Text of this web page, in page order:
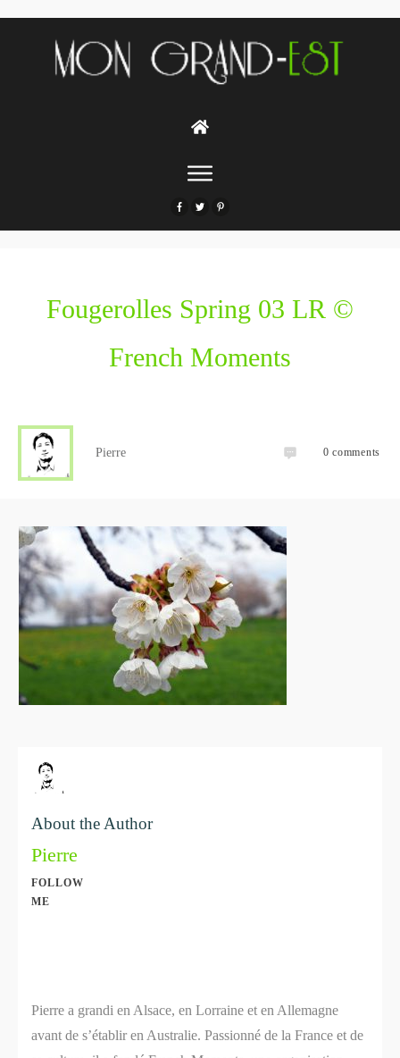
Fougerolles Spring 03 LR ©
French Moments
Pierre 0 comments
About the Author
Pierre
FOLLOW
ME
Pierre a grandi en Alsace, en Lorraine et en Allemagne
avant de s’établir en Australie. Passionné de la France et de